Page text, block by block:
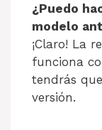
¿Puedo
modelo
¡Claro! La
funciona
tendrás
versión.